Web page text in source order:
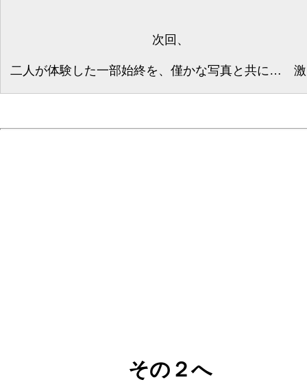
次回、
二人が体験した一部始終を、僅かな写真と共に…
その２へ